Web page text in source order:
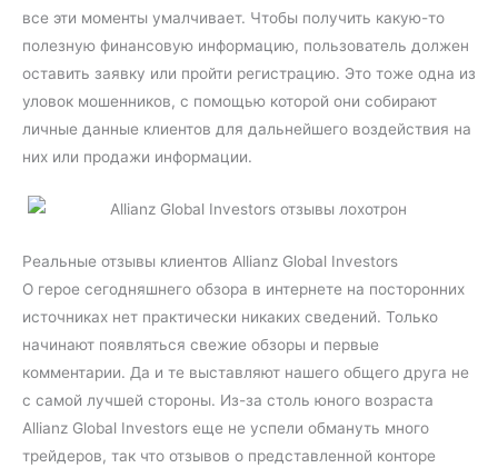
все эти моменты умалчивает. Чтобы получить какую-то
полезную финансовую информацию, пользователь должен
оставить заявку или пройти регистрацию. Это тоже одна из
уловок мошенников, с помощью которой они собирают
личные данные клиентов для дальнейшего воздействия на
них или продажи информации.
Реальные отзывы клиентов Allianz Global Investors
О герое сегодняшнего обзора в интернете на посторонних
источниках нет практически никаких сведений. Только
начинают появляться свежие обзоры и первые
комментарии. Да и те выставляют нашего общего друга не
с самой лучшей стороны. Из-за столь юного возраста
Allianz Global Investors еще не успели обмануть много
трейдеров, так что отзывов о представленной конторе